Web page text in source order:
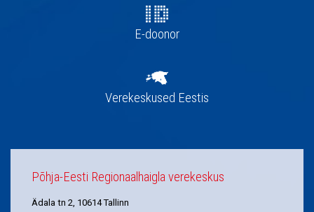
E-doonor
Verekeskused Eestis
Põhja-Eesti Regionaalhaigla verekeskus
Ädala tn 2, 10614 Tallinn